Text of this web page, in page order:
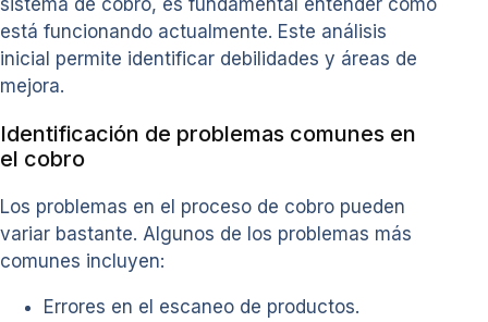
sistema de cobro, es fundamental entender cómo
está funcionando actualmente. Este análisis
inicial permite identificar debilidades y áreas de
mejora.
Identificación de problemas comunes en
el cobro
Los problemas en el proceso de cobro pueden
variar bastante. Algunos de los problemas más
comunes incluyen:
Errores en el escaneo de productos.